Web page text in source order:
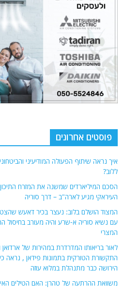
פוסטים אחרונים
איך נראה שיתוף הפעולה המודיעיני
ללוב?
הסכם המיליארדים שמשנה את המזרח
העיראקי מגיע לארה"ב – דרך סוריה
המצוד הושלם בלוב: נעצר בכיר דאעש
עם נשיא סוריה א-שרע והיה מעורב בחיסול
המצרי
לאור בריאותו המדרדרת במהירות של
התקשורת הטורקית בתמונות פידאן , נראה
הירושה כבר מתנהלת במלוא עוזה
משוואת ההרתעה של טהרן: האם הטילים